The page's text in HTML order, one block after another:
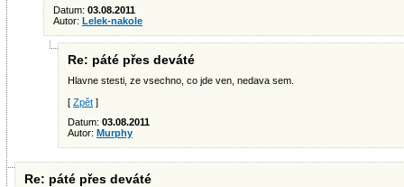
Datum: 03.08.2011
Autor: Lelek-nakole
Re: páté přes deváté
Hlavne stesti, ze vsechno, co jde ven, nedava sem.
[ Zpět ]
Datum: 03.08.2011
Autor: Murphy
Re: páté přes deváté